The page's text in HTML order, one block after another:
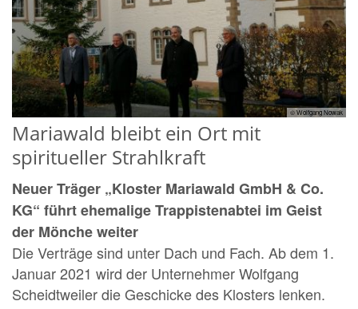
© Wolfgang Nowak
Mariawald bleibt ein Ort mit
spiritueller Strahlkraft
Neuer Träger „Kloster Mariawald GmbH & Co.
KG“ führt ehemalige Trappistenabtei im Geist
der Mönche weiter
Die Verträge sind unter Dach und Fach. Ab dem 1.
Januar 2021 wird der Unternehmer Wolfgang
Scheidtweiler die Geschicke des Klosters lenken.